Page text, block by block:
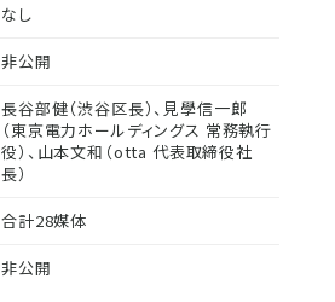
なし
非公開
長谷部健（渋谷区長）、見學信一郎
（東京電力ホールディングス 常務執行
役）、山本文和（otta 代表取締役社
長）
合計28媒体
非公開